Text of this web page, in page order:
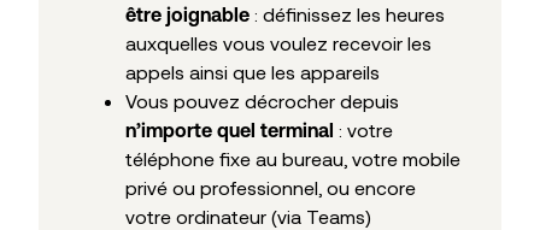
être joignable : définissez les heures
auxquelles vous voulez recevoir les
appels ainsi que les appareils
Vous pouvez décrocher depuis
n’importe quel terminal : votre
téléphone fixe au bureau, votre mobile
privé ou professionnel, ou encore
votre ordinateur (via Teams)